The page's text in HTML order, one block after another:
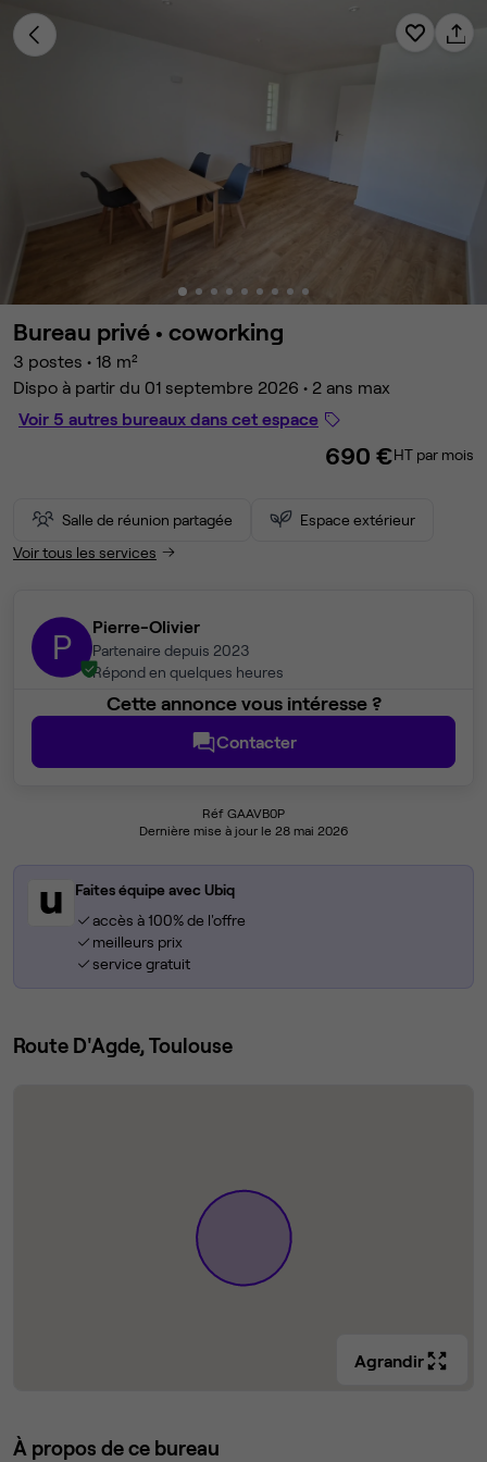
Bureau privé • coworking
3 postes • 18 m²
Dispo à partir du 01 septembre 2026 • 2 ans max
Voir 5 autres bureaux dans cet espace
690 €HT par mois
Salle de réunion partagée
Espace extérieur
Voir tous les services
P Pierre-Olivier
Partenaire depuis 2023
Répond en quelques heures
Cette annonce vous intéresse ?
Contacter
Réf GAAVB0P
Dernière mise à jour le 28 mai 2026
Faites équipe avec Ubiq
accès à 100% de l'offre
meilleurs prix
service gratuit
Route D'Agde, Toulouse
Agrandir
À propos de ce bureau